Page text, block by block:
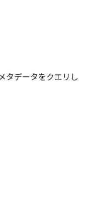
タデータをクエリし